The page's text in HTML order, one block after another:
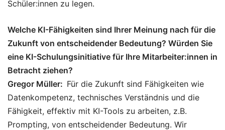
Schüler:innen zu legen.
Welche KI-Fähigkeiten sind Ihrer Meinung nach für die
Zukunft von entscheidender Bedeutung? Würden Sie
eine KI-Schulungsinitiative für Ihre Mitarbeiter:innen in
Betracht ziehen?
Gregor Müller: Für die Zukunft sind Fähigkeiten wie
Datenkompetenz, technisches Verständnis und die
Fähigkeit, effektiv mit KI-Tools zu arbeiten, z.B.
Prompting, von entscheidender Bedeutung. Wir